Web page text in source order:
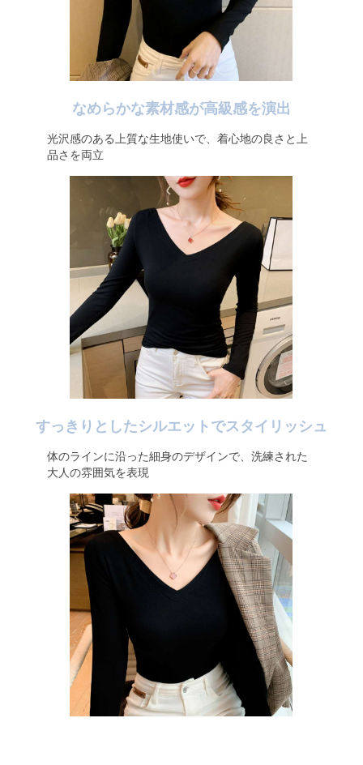
なめらかな素材感が高級感を演出
光沢感のある上質な生地使いで、着心地の良さと上
品さを両立
すっきりとしたシルエットでスタイリッシュ
体のラインに沿った細身のデザインで、洗練された
大人の雰囲気を表現